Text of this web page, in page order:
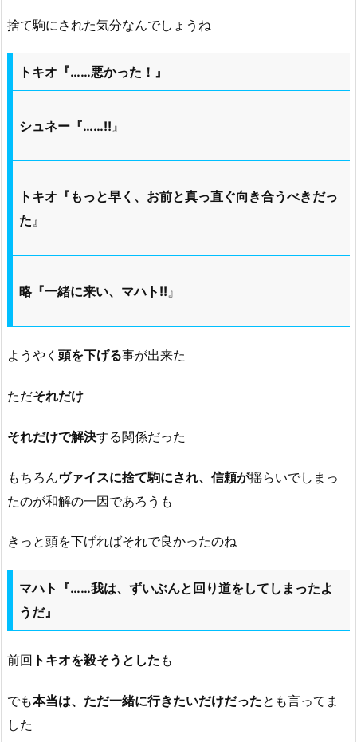
捨て駒にされた気分なんでしょうね
トキオ『……悪かった！』
シュネー『……!! 』
トキオ『もっと早く、お前と真っ直ぐ向き合うべきだっ
た』
略『一緒に来い、マハト!! 』
ようやく 頭を下げる事が出来た
ただそれだけ
それだけで解決する関係だった
もちろんヴァイスに捨て駒にされ、信頼が揺らいでしまっ
たのが和解の一因であろうも
きっと頭を下げればそれで良かったのね
マハト『……我は、ずいぶんと回り道をしてしまったよ
うだ』
前回 トキオを殺そうとした も
でも本当は、ただ一緒に行きたいだけだったとも言ってま
した